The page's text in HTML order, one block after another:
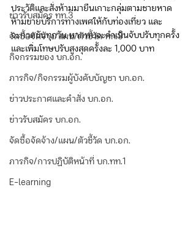
ข่าวรับสมัคร ทท.3
จัดซื้อจัดจ้าง/แผน/ตัวชี้วัด ทท.3
กิจกรรมของ บก.อก.
ภารกิจ/กิจกรรมผู้บังคับบัญชา บก.อก.
ข่าวประกาศและคำสั่ง บก.อก.
ข่าวรับสมัคร บก.อก.
จัดซื้อจัดจ้าง/แผน/ตัวชี้วัด บก.อก.
ภารกิจ/การปฏิบัติหน้าที่ บก.ทท.1
E-learning
ประวัติและสั่งห้ามมายืนเกาะกลุ่มตามชายหาด
ห้ามขายบริการทางเพศให้กับท่องเที่ยว และ
จะกวดขันทุกวัน หากพบจะดำเนินจับปรับทุกครั้ง
และเพิ่มโทษปรับสูงสุดครั้งละ 1,000 บาท